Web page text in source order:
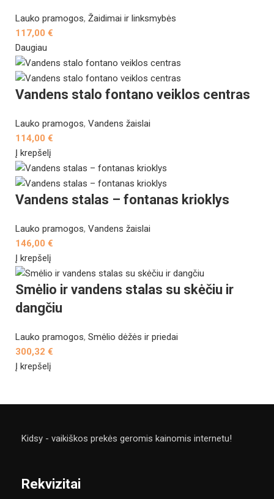
Lauko pramogos, Žaidimai ir linksmybės
117,00 €
Daugiau
Vandens stalo fontano veiklos centras
Lauko pramogos, Vandens žaislai
114,00 €
Į krepšelį
Vandens stalas – fontanas krioklys
Lauko pramogos, Vandens žaislai
146,00 €
Į krepšelį
Smėlio ir vandens stalas su skėčiu ir
dangčiu
Lauko pramogos, Smėlio dėžės ir priedai
300,32 €
Į krepšelį
Kidsy - vaikiškos prekės geromis kainomis internetu!
Rekvizitai